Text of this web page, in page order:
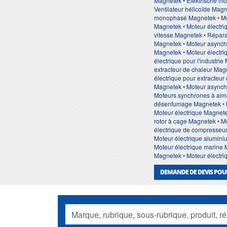
Ventilateur hélicoïde
monophasé Magnetek •
Magnetek • Moteur
vitesse Magnetek •
Magnetek • Moteur
Magnetek • Moteur
électrique pour l'industrie
extracteur de chaleur
électrique pour extracteur
Magnetek • Moteur
Moteurs synchrones à
désenfumage Magnetek
Moteur électrique
rotor à cage Magnetek •
électrique de
Moteur électrique
Moteur électrique marine
Magnetek • Moteur
DEMANDE DE DEVIS